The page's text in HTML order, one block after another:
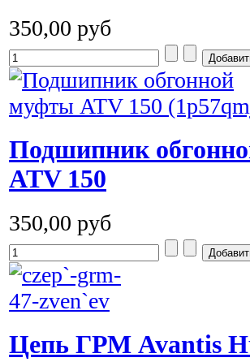
350,00 руб
Подшипник
ATV 150
350,00 руб
Цепь ГРМ Avantis